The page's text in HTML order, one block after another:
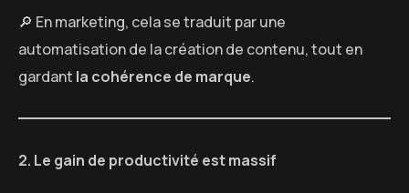
🔎 En marketing, cela se traduit par une
automatisation de la création de contenu, tout en
gardant la cohérence de marque.
2. Le gain de productivité est massif